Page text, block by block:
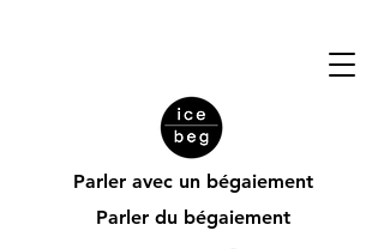
Parler avec un bégaiement
Parler du bégaiement